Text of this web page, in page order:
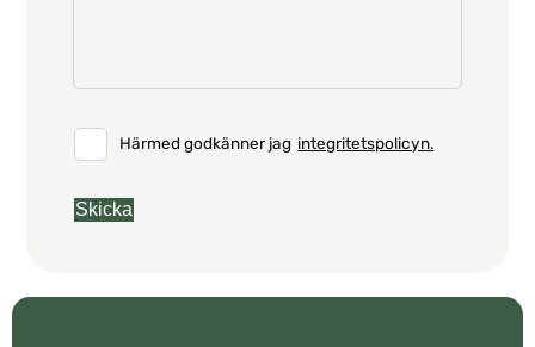
Härmed godkänner jag integritetspolicyn.